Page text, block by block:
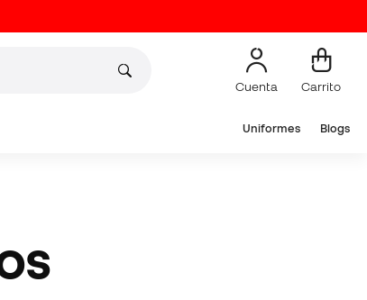
Cuenta Carrito
Uniformes Blogs